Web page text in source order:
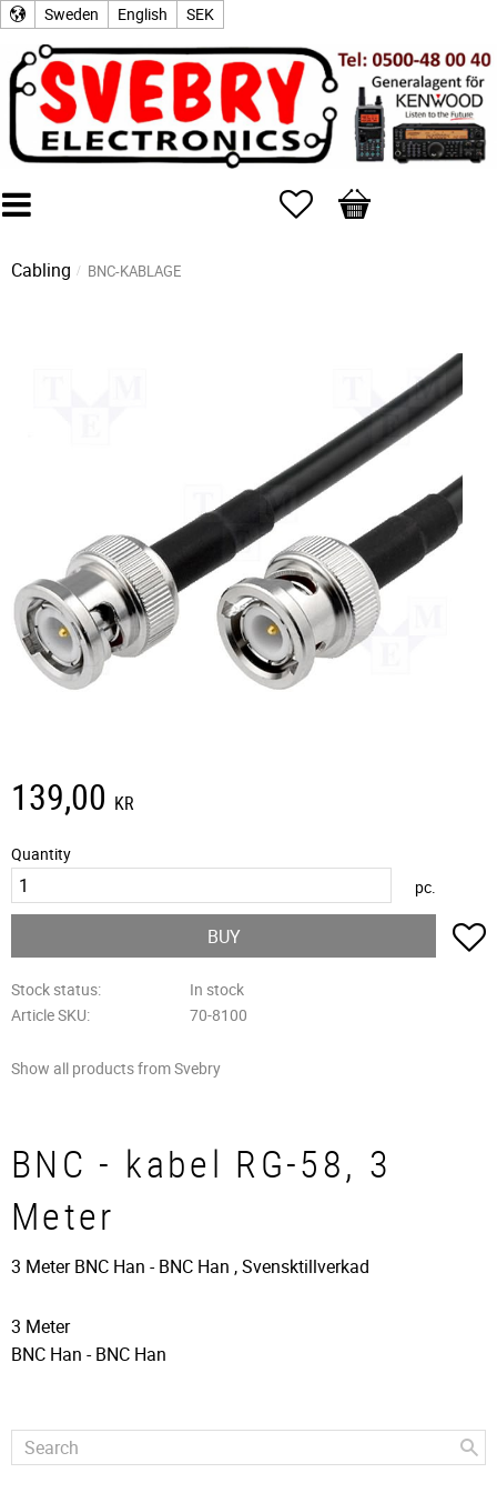
Sweden English SEK
Favorites
Basket
Cabling BNC-KABLAGE
139,00 KR
Quantity
pc.
BUY
Stock status
In stock
Article SKU
70-8100
Show all products from Svebry
BNC - kabel RG-58, 3
Meter
3 Meter BNC Han - BNC Han , Svensktillverkad
3 Meter
BNC Han - BNC Han